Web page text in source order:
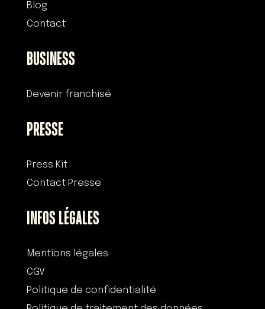
Blog
Contact
BUSINESS
Devenir franchisé
PRESSE
Press Kit
Contact Presse
INFOS LÉGALES
Mentions légales
CGV
Politique de confidentialité